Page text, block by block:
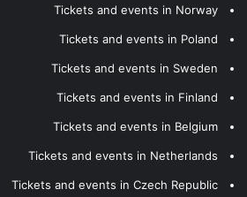
Tickets and events in Norway
Tickets and events in Poland
Tickets and events in Sweden
Tickets and events in Finland
Tickets and events in Belgium
Tickets and events in Netherlands
Tickets and events in Czech Republic